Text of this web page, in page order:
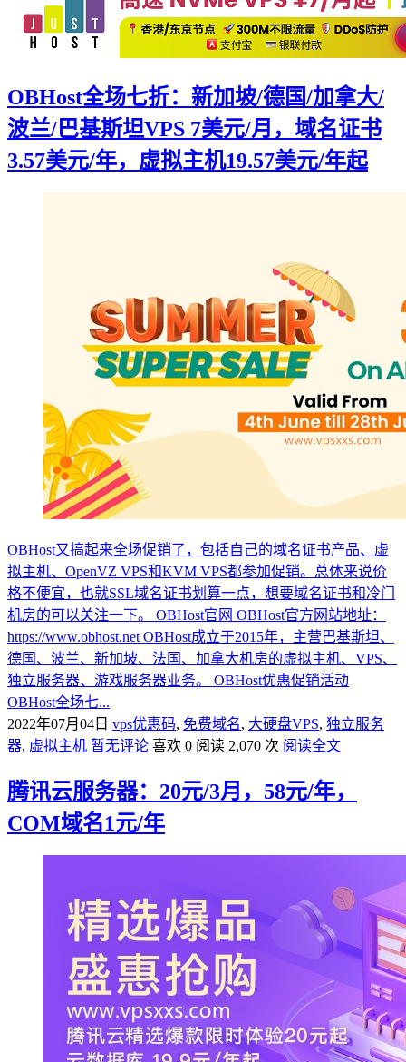
OBHost全场七折：新加坡/德国/加拿大/
波兰/巴基斯坦VPS 7美元/月，域名证书
3.57美元/年，虚拟主机19.57美元/年起
OBHost又搞起来全场促销了，包括自己的域名证书产品、虚
拟主机、OpenVZ VPS和KVM VPS都参加促销。总体来说价
格不便宜，也就SSL域名证书划算一点，想要域名证书和冷门
机房的可以关注一下。 OBHost官网 OBHost官方网站地址：
https://www.obhost.net OBHost成立于2015年，主营巴基斯坦、
德国、波兰、新加坡、法国、加拿大机房的虚拟主机、VPS、
独立服务器、游戏服务器业务。 OBHost优惠促销活动
OBHost全场七...
2022年07月04日 vps优惠码, 免费域名, 大硬盘VPS, 独立服务
器, 虚拟主机 暂无评论 喜欢 0 阅读 2,070 次 阅读全文
腾讯云服务器：20元/3月，58元/年，
COM域名1元/年